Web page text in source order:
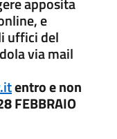
e
uffici del
via mail
entro e non
FEBBRAIO